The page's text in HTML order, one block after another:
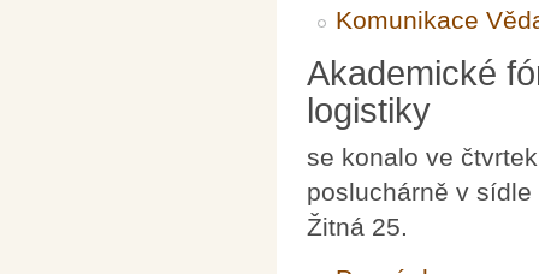
Komunikace
Akademické
logistiky
se konalo ve
posluchárně v
Žitná 25.